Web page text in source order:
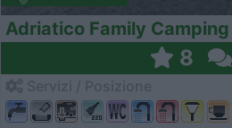
Adriatico Family
8